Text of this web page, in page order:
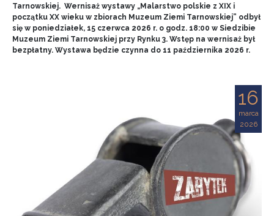
Tarnowskiej. Wernisaż wystawy „Malarstwo polskie z XIX i
początku XX wieku w zbiorach Muzeum Ziemi Tarnowskiej” odbył
się w poniedziałek, 15 czerwca 2026 r. o godz. 18:00 w Siedzibie
Muzeum Ziemi Tarnowskiej przy Rynku 3. Wstęp na wernisaż był
bezpłatny. Wystawa będzie czynna do 11 października 2026 r.
16
marca
2026